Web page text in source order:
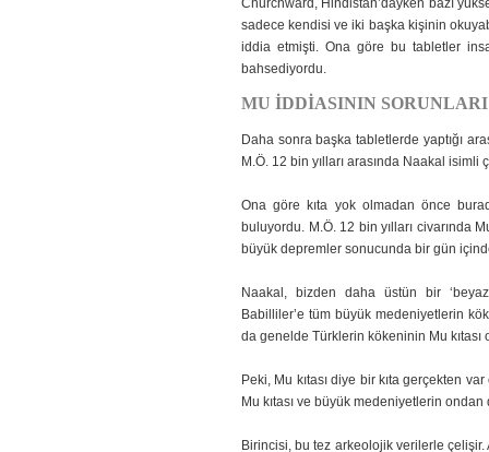
Churchward, Hindistan’dayken bazı
sadece kendisi ve iki başka kişinin
iddia etmişti. Ona göre bu tabletler
bahsediyordu.
MU İDDİASININ SORUNLARI
Daha sonra başka tabletlerde yaptığı
M.Ö. 12 bin yılları arasında Naakal
Ona göre kıta yok olmadan önce
buluyordu. M.Ö. 12 bin yılları civarında
büyük depremler sonucunda bir gün
Naakal, bizden daha üstün bir ‘beyaz
Babilliler’e tüm büyük medeniyetlerin
da genelde Türklerin kökeninin Mu kıtası
Peki, Mu kıtası diye bir kıta gerçekten
Mu kıtası ve büyük medeniyetlerin
Birincisi, bu tez arkeolojik verilerle